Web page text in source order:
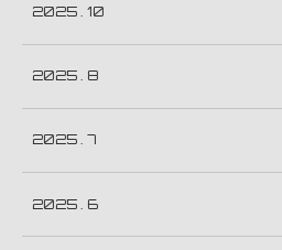
2025 . 10
2025 . 8
2025 . 7
2025 . 6